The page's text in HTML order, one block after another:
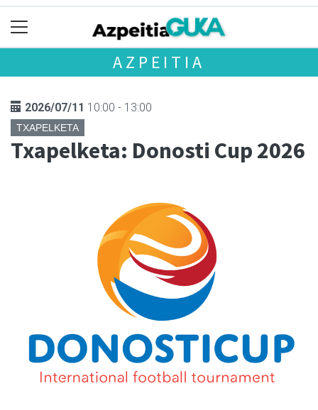
AZPEITIA
2026/07/11 10:00 - 13:00
TXAPELKETA
Txapelketa: Donosti Cup 2026